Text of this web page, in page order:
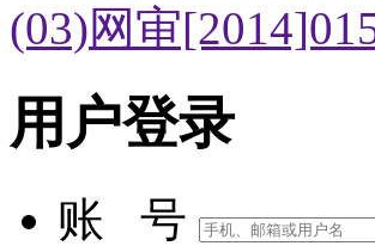
(03)网审
用户登录
账 号